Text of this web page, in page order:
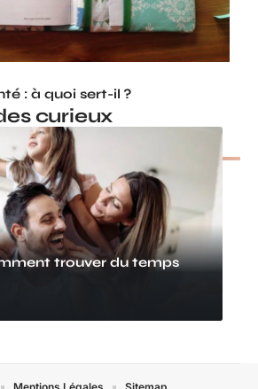
: à quoi sert-il ?
curieux
trouver du temps